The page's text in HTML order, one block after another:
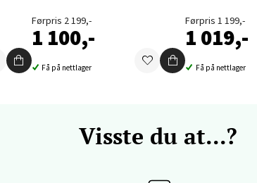
Førpris 2 199,-
1 100,-
Få på nettlager
Førpris 1 199,-
1 019,-
Få på nettlager
Visste du at...?
55, 4517 Mandal
10-20
Rana - Thon Senter Mo i Rana